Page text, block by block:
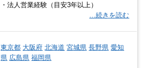
・法人営業経験（目安3年以上）
…続きを読む
東京都 大阪府 北海道 宮城県 長野県 愛知
県 広島県 福岡県